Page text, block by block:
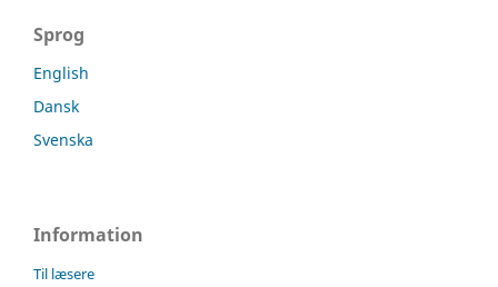
Sprog
English
Dansk
Svenska
Information
Til læsere